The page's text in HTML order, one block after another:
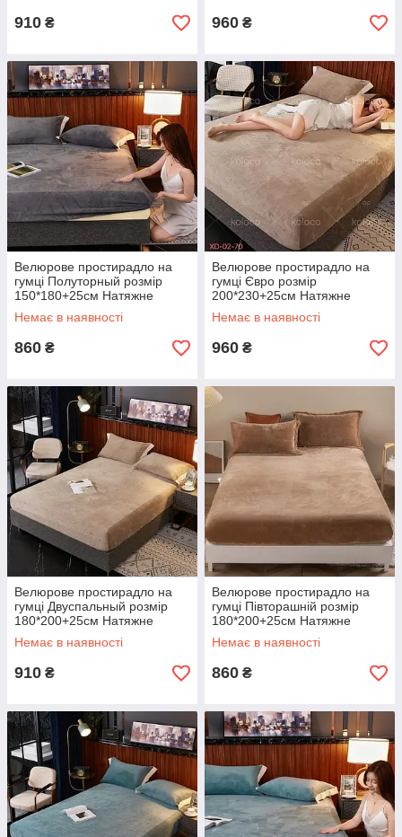
910 ₴ 960 ₴
Велюрове простирадло на
гумці Полуторный розмір
150*180+25см Натяжне
простирадло на матрац або
диван
Немає в наявності
860 ₴
Велюрове простирадло на
гумці Євро розмір
200*230+25см Натяжне
простирадло на матрац або
диван
Немає в наявності
960 ₴
Велюрове простирадло на
гумці Двуспальный розмір
180*200+25см Натяжне
простирадло на матрац або
диван
Немає в наявності
910 ₴
Велюрове простирадло на
гумці Півторашній розмір
180*200+25см Натяжне
простирадло на матрац або
диван
Немає в наявності
860 ₴